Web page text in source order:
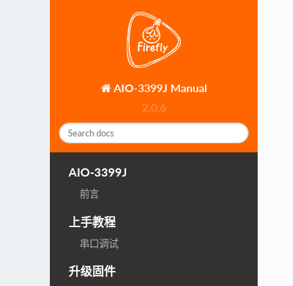
AIO-3399J Manual
2.0.6
AIO-3399J
前言
上手教程
串口调试
升级固件